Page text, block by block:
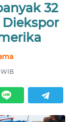
32
Diekspor
WIB